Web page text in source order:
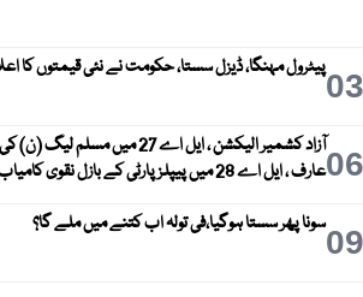
03پیٹرول مہنگا، ڈیزل سستا، حکومت نے نئی قیمتوں کا
06
آزاد کشمیر الیکشن ، ایل اے 27 میں مسلم
عارف ، ایل اے 28 میں پیپلز پارٹی کے بازل نقوی کامیاب
09سونا پھر سستا ہوگیا،فی تولہ اب کتنے میں ملے گا؟